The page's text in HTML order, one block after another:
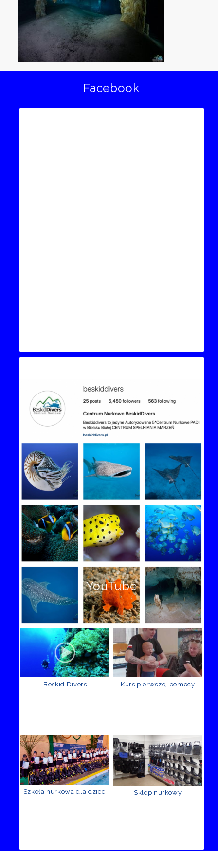
Facebook
YouTube
Beskid Divers Kurs pierwszej pomocy
Szkoła nurkowa dla dzieci Sklep nurkowy